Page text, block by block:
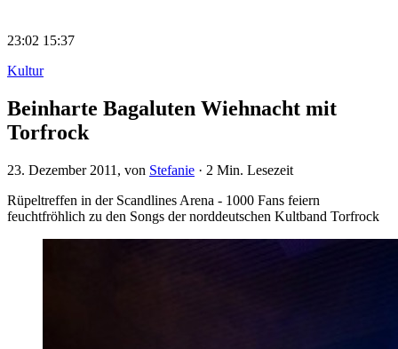
23:02 15:37
Kultur
Beinharte Bagaluten Wiehnacht mit
Torfrock
23. Dezember 2011 , von Stefanie · 2 Min. Lesezeit
Rüpeltreffen in der Scandlines Arena - 1000 Fans feiern
feuchtfröhlich zu den Songs der norddeutschen Kultband Torfrock